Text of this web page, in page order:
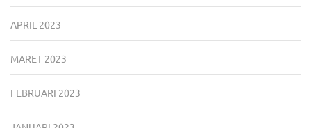
APRIL 2023
MARET 2023
FEBRUARI 2023